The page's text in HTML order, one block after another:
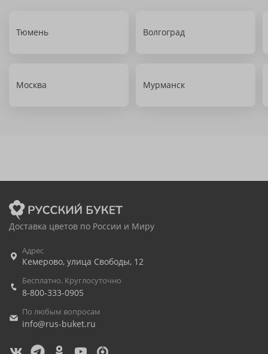
Тюмень Волгоград
Москва Мурманск
Доставка цветов по России и Миру
Адрес
Кемерово, улица Свободы, 12
Бесплатно. Круглосуточно
8-800-333-0905
По любым вопросам
info@rus-buket.ru